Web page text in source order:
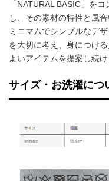
「NATURAL BASIC」を
し、その素材の特性と風
ミニマムでシンプルなデ
を大切に考え、身につけ
よいアイテムを提案し続け
サイズ・お洗濯につ